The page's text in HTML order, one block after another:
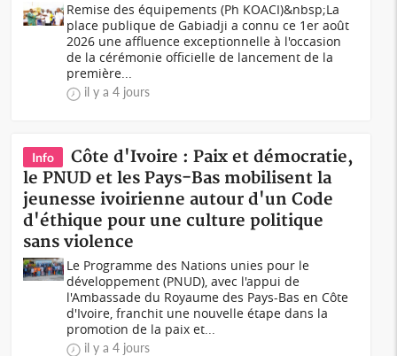
Remise des équipements (Ph KOACI)&nbsp;La
place publique de Gabiadji a connu ce 1er août
2026 une affluence exceptionnelle à l'occasion
de la cérémonie officielle de lancement de la
première...
il y a 4 jours
Info
Côte d'Ivoire : Paix et démocratie,
le PNUD et les Pays-Bas mobilisent la
jeunesse ivoirienne autour d'un Code
d'éthique pour une culture politique
sans violence
Le Programme des Nations unies pour le
développement (PNUD), avec l'appui de
l'Ambassade du Royaume des Pays-Bas en Côte
d'Ivoire, franchit une nouvelle étape dans la
promotion de la paix et...
il y a 4 jours